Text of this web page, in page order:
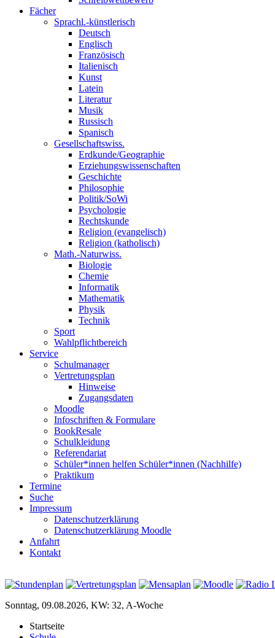
Fächer
Sprachl.-künstlerisch
Deutsch
Englisch
Französisch
Italienisch
Kunst
Latein
Literatur
Musik
Russisch
Spanisch
Gesellschaftswiss.
Erdkunde/Geographie
Erziehungswissenschaften
Geschichte
Philosophie
Politik/SoWi
Psychologie
Rechtskunde
Religion (evangelisch)
Religion (katholisch)
Math.-Naturwiss.
Biologie
Chemie
Informatik
Mathematik
Physik
Technik
Sport
Wahlpflichtbereich
Service
Schulmanager
Vertretungsplan
Hinweise
Zugangsdaten
Moodle
Infoschriften & Formulare
BookResale
Schulkleidung
Referendariat
Schüler*innen helfen Schüler*innen (Nachhilfe)
Praktikum
Termine
Suche
Impressum
Datenschutzerklärung
Datenschutzerklärung Moodle
Anfahrt
Kontakt
Sonntag, 09.08.2026, KW: 32, A-Woche
Startseite